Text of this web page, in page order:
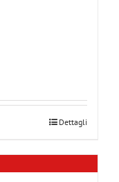
Dettagli